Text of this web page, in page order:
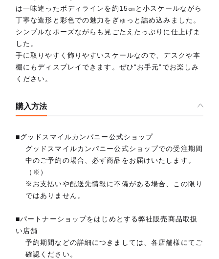
は一味違ったボディラインを約15㎝と小スケールながら
丁寧な造形と彩色での魅力をぎゅっと詰め込みました。
シンプルなポーズながらも見ごたえたっぷりに仕上げま
した。
手に取りやすく飾りやすいスケールなので、デスクや本
棚にもディスプレイできます。ぜひ“お手元”でお楽しみ
ください。
購入方法
■グッドスマイルカンパニー公式ショップ
グッドスマイルカンパニー公式ショップでの受注期間
中のご予約の場合、必ず商品をお届けいたします。
（※）
※お支払いや配送先情報に不備がある場合、この限り
ではありません。
■パートナーショップをはじめとする弊社販売商品取扱
い店舗
予約期間などの詳細につきましては、各店舗様にてご
確認ください。